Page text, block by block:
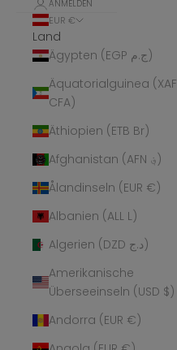
ANMELDEN
EUR €
Land
Ägypten (EGP ج.م)
Äquatorialguinea (XAF
CFA)
Äthiopien (ETB Br)
Afghanistan (AFN ؋)
Ålandinseln (EUR €)
Albanien (ALL L)
Algerien (DZD د.ج)
Amerikanische
Überseeinseln (USD $)
Andorra (EUR €)